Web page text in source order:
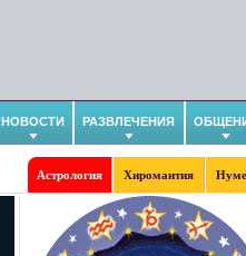
НОВОСТИ РАЗВЛЕЧЕНИЯ
Астрология Хиромантия